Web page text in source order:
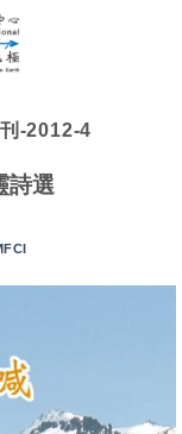
-2012-4
詩選